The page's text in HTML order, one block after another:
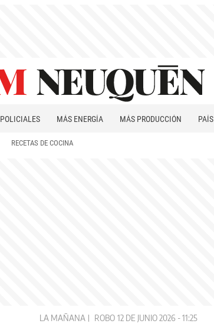
POLICIALES MÁS ENERGÍA MÁS PRODUCCIÓN PAÍS
RECETAS DE COCINA
LA MAÑANA ROBO 12 DE JUNIO 2026 - 11:25